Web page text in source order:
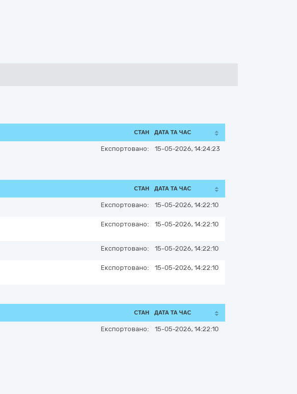
СТАН ДАТА ТА ЧАС
Експортовано: 15-05-2026, 14:24:23
СТАН ДАТА ТА ЧАС
Експортовано: 15-05-2026, 14:22:10
Експортовано: 15-05-2026, 14:22:10
Експортовано: 15-05-2026, 14:22:10
Експортовано: 15-05-2026, 14:22:10
СТАН ДАТА ТА ЧАС
Експортовано: 15-05-2026, 14:22:10